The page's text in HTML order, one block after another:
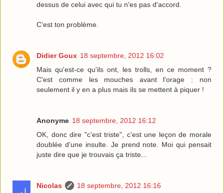
dessus de celui avec qui tu n'es pas d'accord.
C'est ton problème.
Didier Goux 18 septembre, 2012 16:02
Mais qu'est-ce qu'ils ont, les trolls, en ce moment ?
C'est comme les mouches avant l'orage : non
seulement il y en a plus mais ils se mettent à piquer !
Anonyme 18 septembre, 2012 16:12
OK, donc dire "c'est triste", c'est une leçon de morale
doublée d'une insulte. Je prend note. Moi qui pensait
juste dire que je trouvais ça triste...
Nicolas
18 septembre, 2012 16:16